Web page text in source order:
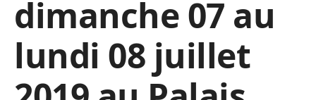
dimanche 07 au
lundi 08 juillet